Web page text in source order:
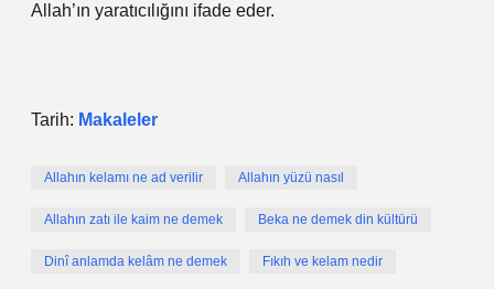
Allah’ın yaratıcılığını ifade eder.
Tarih: Makaleler
Allahın kelamı ne ad verilir Allahın yüzü nasıl
Allahın zatı ile kaim ne demek Beka ne demek din kültürü
Dinî anlamda kelâm ne demek Fıkıh ve kelam nedir